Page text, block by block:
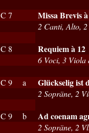
C 7 Missa Brevis
2 Canti, Alto,
C 8 Requiem à 12
6 Voci, 3 Viola
C 9 a Glückselig ist
2 Sopräne, 2
C 9 b Ad coenam
2 Sopräne, 2